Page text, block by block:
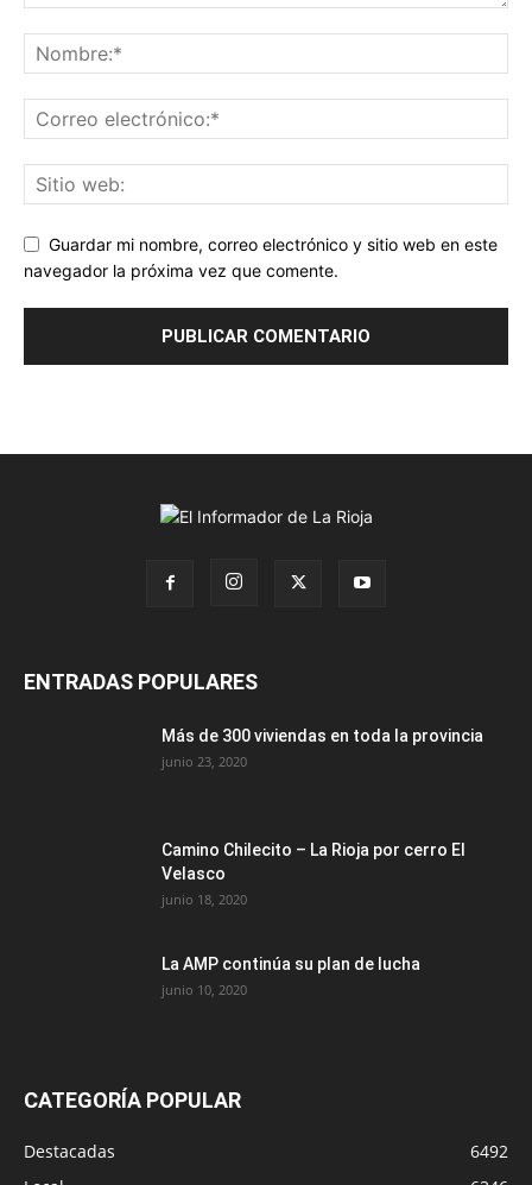
Guardar mi nombre, correo electrónico y sitio web en este
navegador la próxima vez que comente.
ENTRADAS POPULARES
Más de 300 viviendas en toda la provincia
junio 23, 2020
Camino Chilecito – La Rioja por cerro El
Velasco
junio 18, 2020
La AMP continúa su plan de lucha
junio 10, 2020
CATEGORÍA POPULAR
Destacadas
6492